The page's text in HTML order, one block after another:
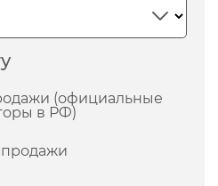
(официальные
в РФ)